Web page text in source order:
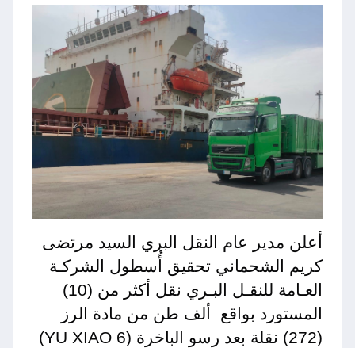
أعلن مدير عام النقل البري السيد مرتضى
كريم الشحماني تحقيق أُسطول الشركـة
العـامة للنقـل البـري نقل أكثر من (10)
ألف طن من مادة الرز
المستورد بواقع
(272) نقلة بعد رسو الباخرة (YU XIAO 6)